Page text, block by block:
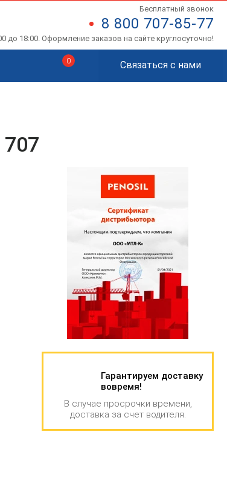
Бесплатный звонок
8 800 707-85-77
до 18:00. Оформление заказов на сайте круглосуточно!
Связаться с нами
0
707
Гарантируем доставку
вовремя!
В случае просрочки времени,
доставка за счет водителя.